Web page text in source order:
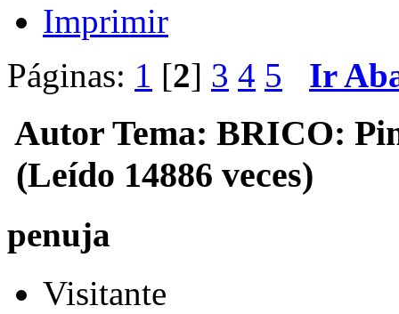
Imprimir
Páginas: 1 [2] 3 4 5 Ir
Autor Tema: BRICO:
(Leído 14886 veces)
penuja
Visitante